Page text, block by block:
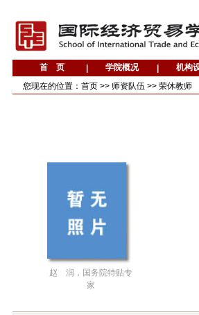
您现在的位置： 首页 >> 师资队伍 >> 荣休教师
赵 润，国务院特贴专
家